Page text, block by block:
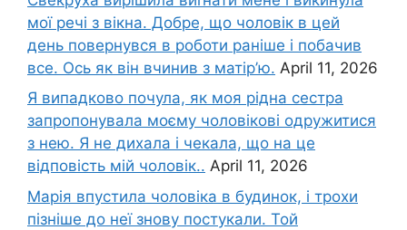
мої речі з вікна. Добре, що чоловік в цей
день повернувся в роботи раніше і побачив
все. Ось як він вчинив з матір’ю. April 11, 2026
Я випадково почула, як моя рідна сестра
запропонувала моєму чоловікові одружитися
з нею. Я не дихала і чекала, що на це
відповість мій чоловік.. April 11, 2026
Марія впустила чоловіка в будинок, і трохи
пізніше до неї знову постукали. Той